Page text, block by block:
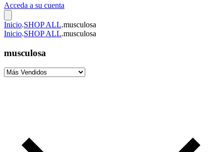
Acceda a su cuenta
Inicio.SHOP ALL.musculosa
Inicio.SHOP ALL.musculosa
musculosa